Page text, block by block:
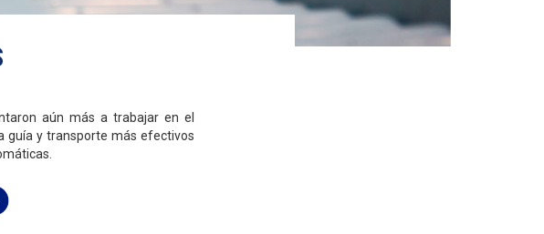
aún más a trabajar en el
guía y transporte más efectivos